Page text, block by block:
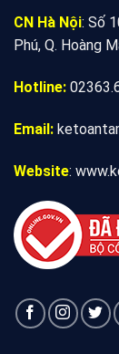
CN Hà Nội: Số
Phú, Q. Hoàng
Hotline:
Email:
Website: